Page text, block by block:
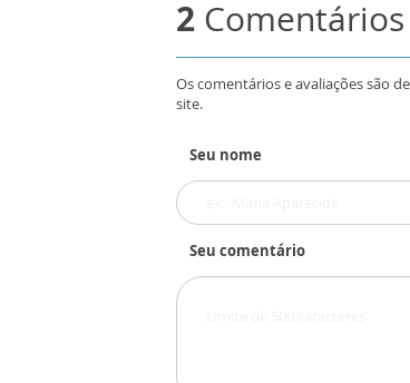
2 Comentários
Os comentários e avaliações são
site.
Seu nome
Seu comentário